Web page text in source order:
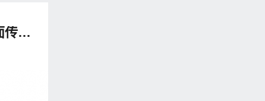
AWA14428型表面传声器